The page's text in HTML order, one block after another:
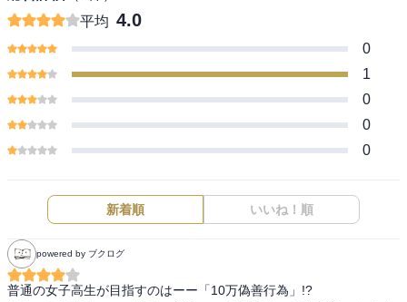
平均 4.0
0
1
0
0
0
新着順 いいね！順
powered by ブクログ
普通の女子高生が目指すのはーー「10万偽善行為」!?